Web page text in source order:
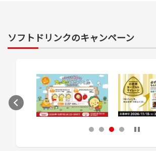
ソフトドリンクのキャンペーン
次の
2 3 4